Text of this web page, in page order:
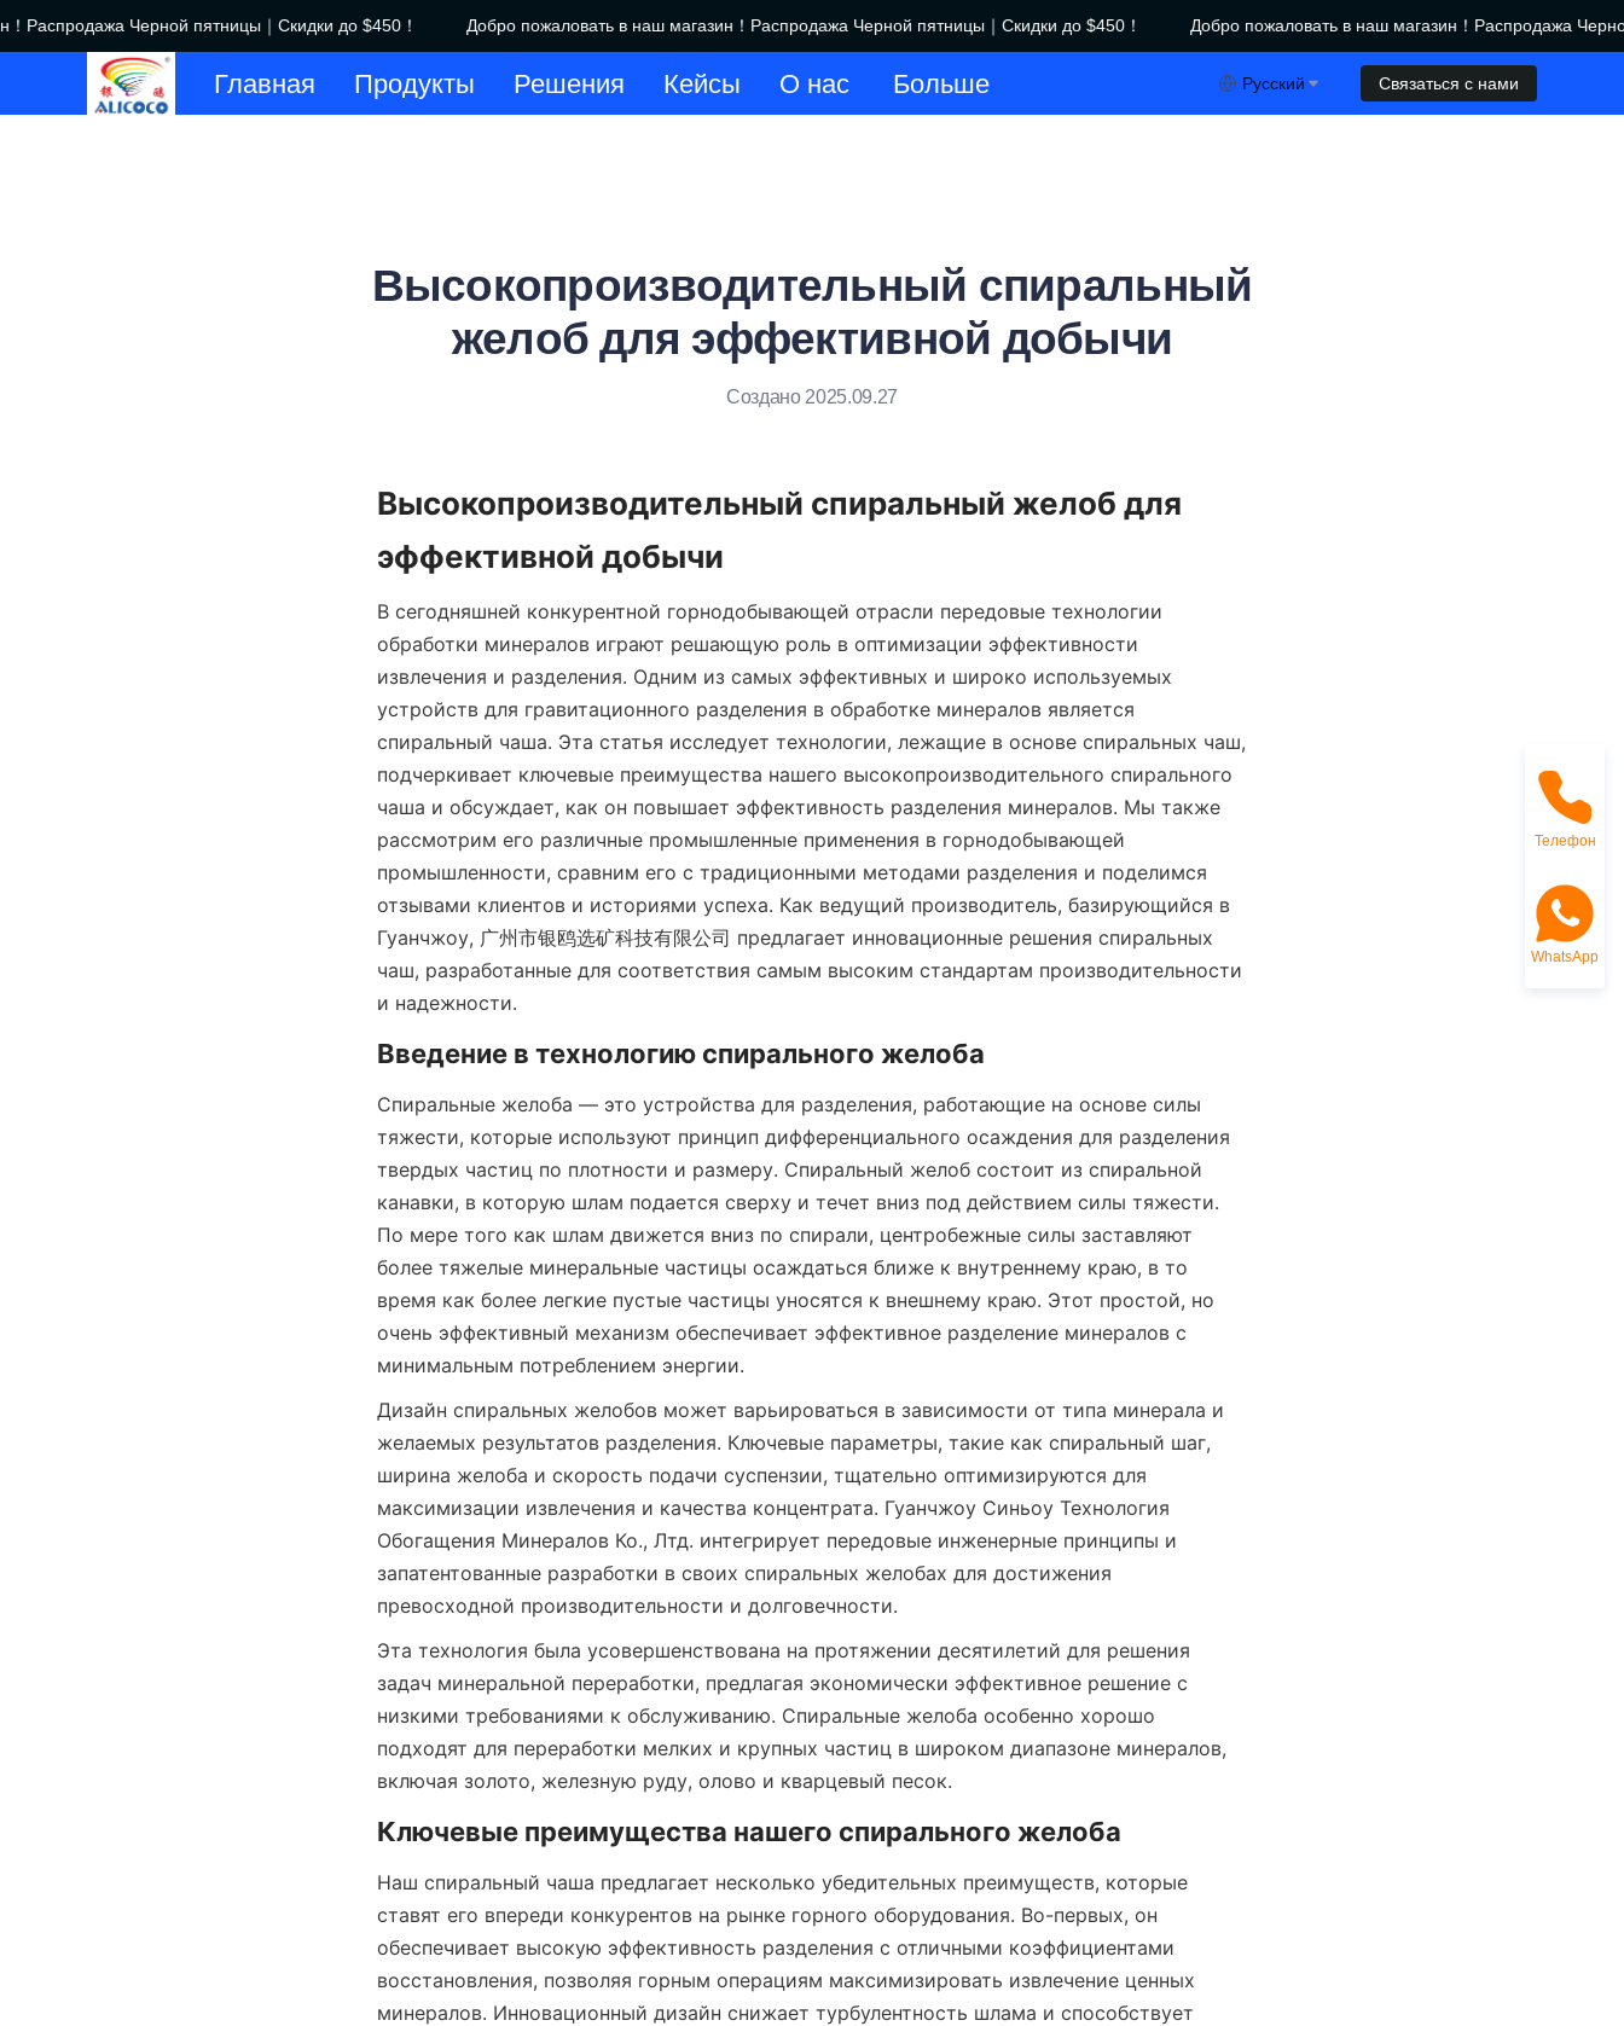
Черной пятницы｜Скидки до $450！ Добро пожаловать в наш магазин！Распродажа Черной пятницы｜Скидки до $450！
Добро пожаловать в наш магазин！Распродажа
Добро пожаловать в наш магазин！Распродажа Черной пятницы｜Скидки до $450！
Главная Продукты Решения Кейсы О нас Больше Русский Связаться с нами
Высокопроизводительный спиральный
желоб для эффективной добычи
Создано 2025.09.27
Высокопроизводительный спиральный желоб для
эффективной добычи
В сегодняшней конкурентной горнодобывающей отрасли передовые технологии
обработки минералов играют решающую роль в оптимизации эффективности
извлечения и разделения. Одним из самых эффективных и широко используемых
устройств для гравитационного разделения в обработке минералов является
спиральный чаша. Эта статья исследует технологии, лежащие в основе спиральных чаш,
подчеркивает ключевые преимущества нашего высокопроизводительного спирального
чаша и обсуждает, как он повышает эффективность разделения минералов. Мы также
рассмотрим его различные промышленные применения в горнодобывающей
промышленности, сравним его с традиционными методами разделения и поделимся
отзывами клиентов и историями успеха. Как ведущий производитель, базирующийся в
Гуанчжоу, 广州市银鸥选矿科技有限公司 предлагает инновационные решения спиральных
чаш, разработанные для соответствия самым высоким стандартам производительности
и надежности.
Введение в технологию спирального желоба
Спиральные желоба — это устройства для разделения, работающие на основе силы
тяжести, которые используют принцип дифференциального осаждения для разделения
твердых частиц по плотности и размеру. Спиральный желоб состоит из спиральной
канавки, в которую шлам подается сверху и течет вниз под действием силы тяжести.
По мере того как шлам движется вниз по спирали, центробежные силы заставляют
более тяжелые минеральные частицы осаждаться ближе к внутреннему краю, в то
время как более легкие пустые частицы уносятся к внешнему краю. Этот простой, но
очень эффективный механизм обеспечивает эффективное разделение минералов с
минимальным потреблением энергии.
Дизайн спиральных желобов может варьироваться в зависимости от типа минерала и
желаемых результатов разделения. Ключевые параметры, такие как спиральный шаг,
ширина желоба и скорость подачи суспензии, тщательно оптимизируются для
максимизации извлечения и качества концентрата. Гуанчжоу Синьоу Технология
Обогащения Минералов Ко., Лтд. интегрирует передовые инженерные принципы и
запатентованные разработки в своих спиральных желобах для достижения
превосходной производительности и долговечности.
Эта технология была усовершенствована на протяжении десятилетий для решения
задач минеральной переработки, предлагая экономически эффективное решение с
низкими требованиями к обслуживанию. Спиральные желоба особенно хорошо
подходят для переработки мелких и крупных частиц в широком диапазоне минералов,
включая золото, железную руду, олово и кварцевый песок.
Ключевые преимущества нашего спирального желоба
Наш спиральный чаша предлагает несколько убедительных преимуществ, которые
ставят его впереди конкурентов на рынке горного оборудования. Во-первых, он
обеспечивает высокую эффективность разделения с отличными коэффициентами
восстановления, позволяя горным операциям максимизировать извлечение ценных
минералов. Инновационный дизайн снижает турбулентность шлама и способствует
Телефон
WhatsApp